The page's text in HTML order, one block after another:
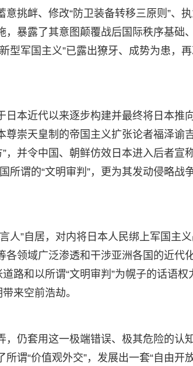
挑衅、修改“防卫装备转移三原则”、
暴露了其意图颠覆战后国际秩序基础
型军国主义”已露出獠牙、成势为患，
本近代以来逐步构建并最终将日本推
崇天皇制的帝国主义扩张论者福泽谕
”，并令中国、朝鲜仿效日本进入后者宣
所谓的“文明审判”，更为其发动侵略战
人”自居，对内将日本人民绑上军国主义
领域广泛渗透和干涉亚洲各国的近代化
路和以所谓“文明审判”为幌子的话语权
来空前浩劫。
仍套用这一极端错误、极其危险的认
谓“价值观外交”，发展出一套“自由开